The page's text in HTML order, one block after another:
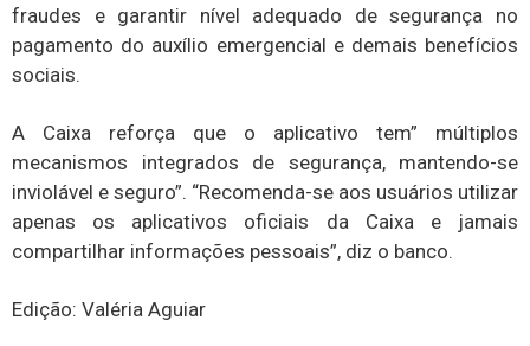
fraudes e garantir nível adequado de segurança no
pagamento do auxílio emergencial e demais benefícios
sociais.
A Caixa reforça que o aplicativo tem” múltiplos
mecanismos integrados de segurança, mantendo-se
inviolável e seguro”. “Recomenda-se aos usuários utilizar
apenas os aplicativos oficiais da Caixa e jamais
compartilhar informações pessoais”, diz o banco.
Edição: Valéria Aguiar